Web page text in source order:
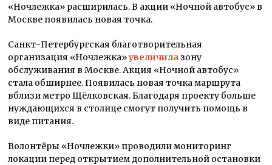
«Ночлежка» расширилась. В акции «Ночной автобус» в
Москве появилась новая точка.
Санкт-Петербургская благотворительная
организация «Ночлежка»увеличила зону
обслуживания в Москве. Акция «Ночной автобус»
стала обширнее. Появилась новая точка маршрута
вблизи метро Щёлковская. Благодаря проекту больше
нуждающихся в столице смогут получить помощь в
виде питания.
Волонтёры «Ночлежки» проводили мониторинг
локации перед открытием дополнительной остановки